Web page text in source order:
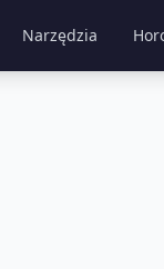
Narzędzia